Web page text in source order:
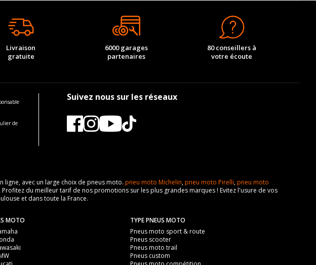
Livraison
gratuite
6000 garages
partenaires
80 conseillers à
votre écoute
de
Suivez nous sur les réseaux
ligne, avec un large choix de pneus moto. pneu moto Michelin,pneu moto Pirelli,pneu moto
du meilleur tarif de nos promotions sur les plus grandes marques ! Evitez l'usure de vos
et dans toute la France.
MOTO
TYPE PNEUS MOTO
Pneus moto sport & route
Pneus scooter
Pneus moto trail
Pneus custom